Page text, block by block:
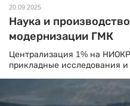
20.09.2025
Наука и
модернизации ГМК
Централизация 1% на
прикладные исследования